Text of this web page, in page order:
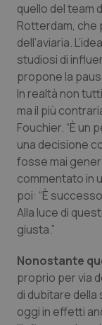
Toscana
Umbria
Valle
Veneto
Obesità
Psoriasi &
quello del team
Rotterdam, che
dell’aviaria.
studiosi di
propone la
In realtà non
ma il più
Fouchier. “È un
una decisione
fosse mai
commentato in
poi: “È
Alla luce di
giusta.”
Nonostante
proprio per via
di dubitare della
oggi in effetti